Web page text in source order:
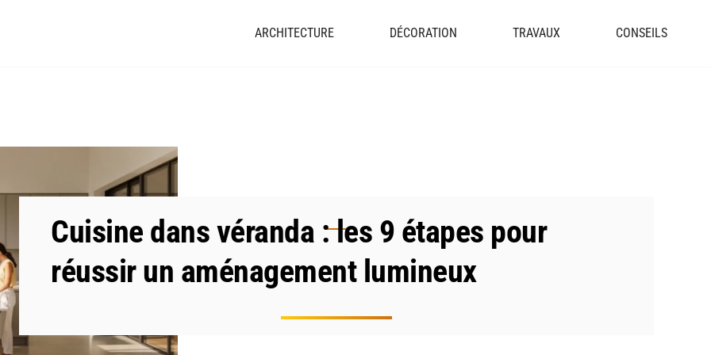
ARCHITECTURE DÉCORATION TRAVAUX CONSEILS
Cuisine dans véranda : les 9 étapes pour
réussir un aménagement lumineux